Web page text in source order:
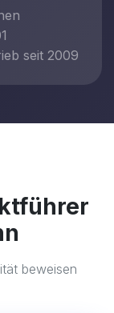
seit 2009
beweisen